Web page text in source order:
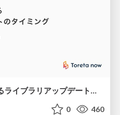
プロダクト開発におけるライブラリアップデートのタイミング #gotandarb
0 460